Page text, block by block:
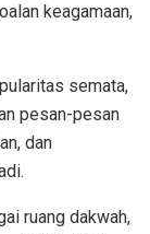
keagamaan,
semata,
pesan-pesan
dan
ruang dakwah,